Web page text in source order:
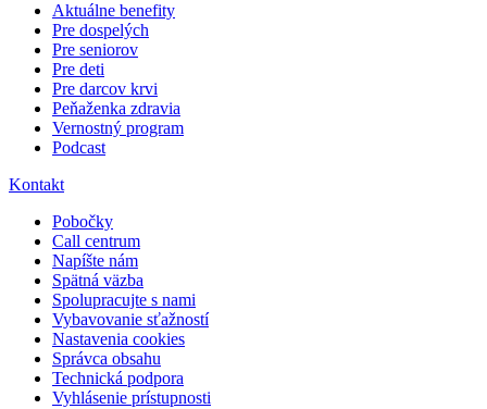
Aktuálne benefity
Pre dospelých
Pre seniorov
Pre deti
Pre darcov krvi
Peňaženka zdravia
Vernostný program
Podcast
Kontakt
Pobočky
Call centrum
Napíšte nám
Spätná väzba
Spolupracujte s nami
Vybavovanie sťažností
Nastavenia cookies
Správca obsahu
Technická podpora
Vyhlásenie prístupnosti